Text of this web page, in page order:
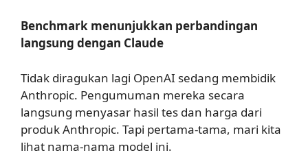
Benchmark menunjukkan perbandingan
langsung dengan Claude
Tidak diragukan lagi OpenAI sedang membidik
Anthropic. Pengumuman mereka secara
langsung menyasar hasil tes dan harga dari
produk Anthropic. Tapi pertama-tama, mari kita
lihat nama-nama model ini.